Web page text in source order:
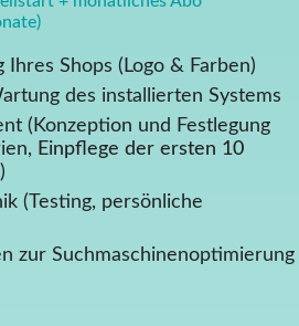
Ihres Shops (Logo & Farben)
des installierten Systems
(Konzeption und Festlegung
Einpflege der ersten 10
)
(Testing, persönliche
zur Suchmaschinenoptimierung